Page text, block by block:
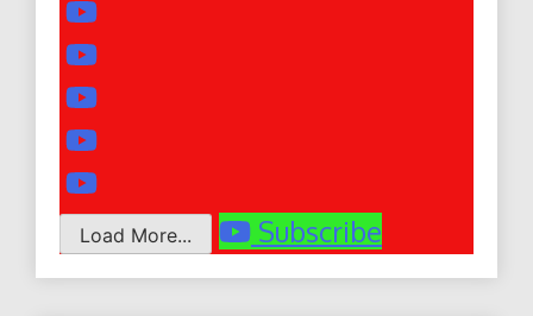
Load More... Subscribe